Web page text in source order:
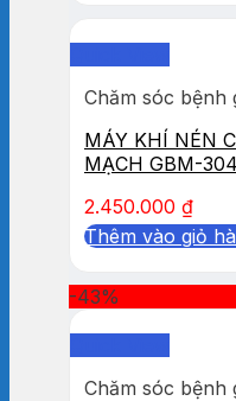
Chăm sóc bệnh
MÁY KHÍ NÉN
MẠCH GBM-304
2.450.000 ₫
Thêm vào giỏ
-43%
Chăm sóc bệnh